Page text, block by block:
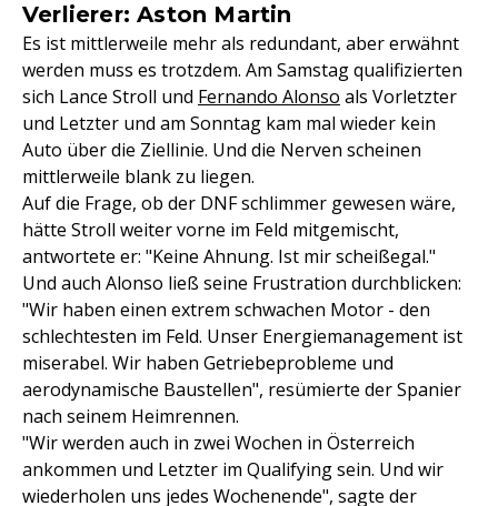
Verlierer: Aston Martin
Es ist mittlerweile mehr als redundant, aber erwähnt
werden muss es trotzdem. Am Samstag qualifizierten
sich Lance Stroll und Fernando Alonso als Vorletzter
und Letzter und am Sonntag kam mal wieder kein
Auto über die Ziellinie. Und die Nerven scheinen
mittlerweile blank zu liegen.
Auf die Frage, ob der DNF schlimmer gewesen wäre,
hätte Stroll weiter vorne im Feld mitgemischt,
antwortete er: "Keine Ahnung. Ist mir scheißegal."
Und auch Alonso ließ seine Frustration durchblicken:
"Wir haben einen extrem schwachen Motor - den
schlechtesten im Feld. Unser Energiemanagement ist
miserabel. Wir haben Getriebeprobleme und
aerodynamische Baustellen", resümierte der Spanier
nach seinem Heimrennen.
"Wir werden auch in zwei Wochen in Österreich
ankommen und Letzter im Qualifying sein. Und wir
wiederholen uns jedes Wochenende", sagte der